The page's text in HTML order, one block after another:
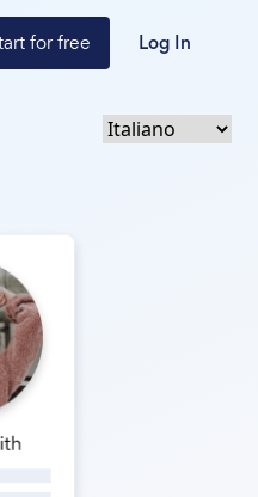
for free Log In